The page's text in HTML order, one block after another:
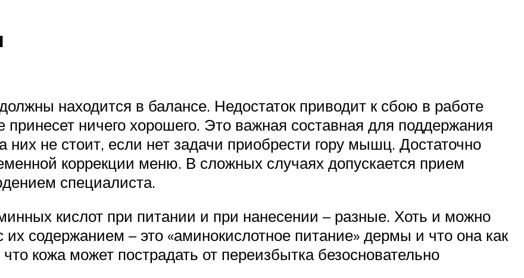
находится в балансе. Недостаток приводит к сбою в работе
принесет ничего хорошего. Это важная составная для поддержания
них не стоит, если нет задачи приобрести гору мышц. Достаточно
коррекции меню. В сложных случаях допускается прием
специалиста.
кислот при питании и при нанесении – разные. Хоть и можно
их содержанием – это «аминокислотное питание» дермы и что она как
кожа может пострадать от переизбытка безосновательно